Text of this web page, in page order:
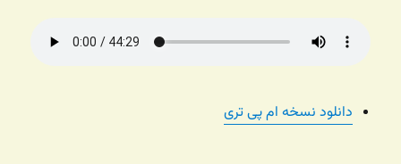
دانلود نسخه ام پی تری